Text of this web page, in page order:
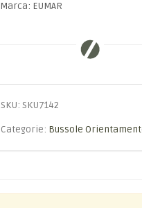
Marca: EUMAR
SKU: SKU7142
Categorie: Bussole